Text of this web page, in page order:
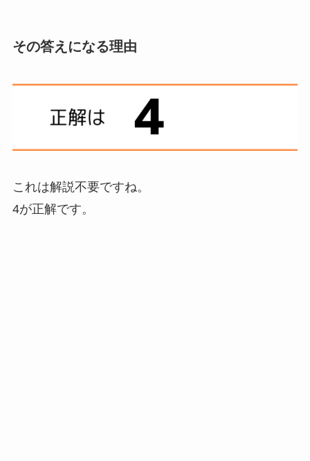
その答えになる理由
これは解説不要ですね。
4が正解です。